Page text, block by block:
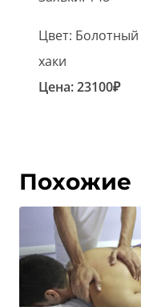
Цвет: Болотный
хаки
Цена:23100₽
Похожие